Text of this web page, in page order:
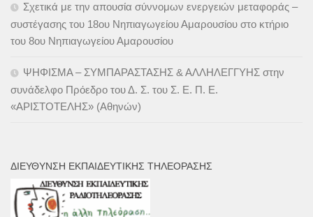
Σχετικά με την απουσία σύννομων ενεργειών μεταφοράς –
συστέγασης του 18ου Νηπιαγωγείου Αμαρουσίου στο κτήριο
του 8ου Νηπιαγωγείου Αμαρουσίου
ΨΗΦΙΣΜΑ – ΣΥΜΠΑΡΑΣΤΑΣΗΣ & ΑΛΛΗΛΕΓΓΥΗΣ στην
συνάδελφο Πρόεδρο του Δ. Σ. του Σ. Ε. Π. Ε.
«ΑΡΙΣΤΟΤΕΛΗΣ» (Αθηνών)
ΔΙΕΎΘΥΝΣΗ ΕΚΠΑΙΔΕΥΤΙΚΉΣ ΤΗΛΕΌΡΑΣΗΣ